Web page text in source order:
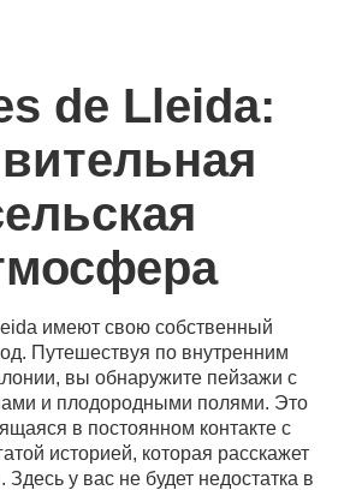
de Lleida:
имеют свою собственный
Путешествуя по внутренним
вы обнаружите пейзажи с
и плодородными полями. Это
в постоянном контакте с
историей, которая расскажет
у вас не будет недостатка в